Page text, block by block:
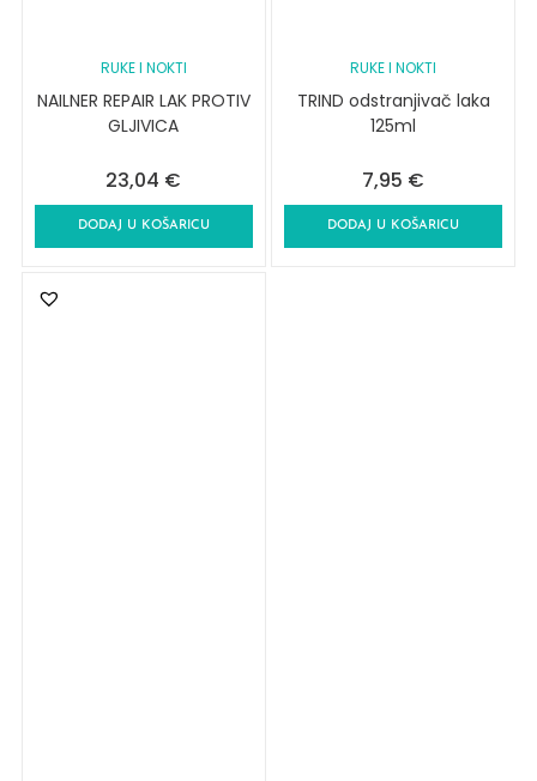
RUKE I NOKTI
NAILNER REPAIR LAK PROTIV
GLJIVICA
23,04 €
DODAJ U KOŠARICU
RUKE I NOKTI
TRIND odstranjivač laka
125ml
7,95 €
DODAJ U KOŠARICU